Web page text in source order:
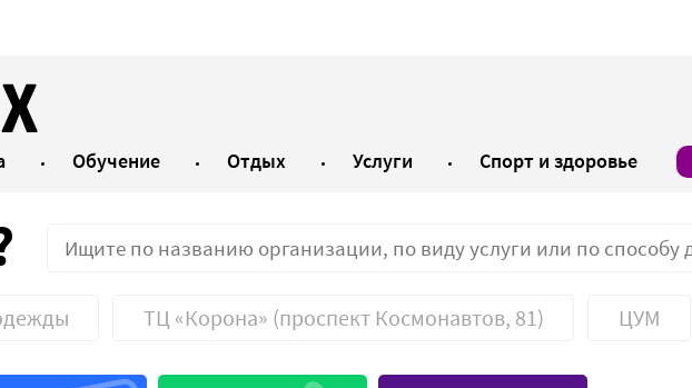
Обучение Отдых Услуги Спорт и здоровье
ТЦ «Корона» (проспект Космонавтов, 81) ЦУМ